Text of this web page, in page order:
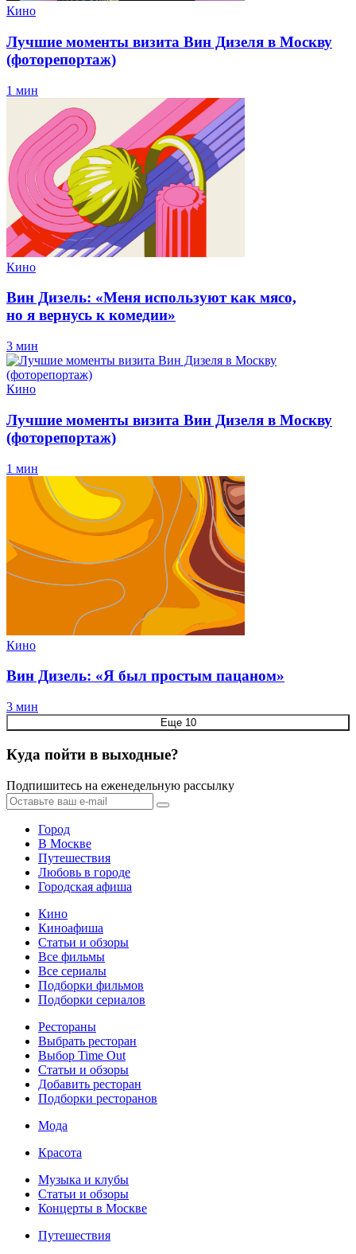
Кино
Лучшие моменты визита Вин Дизеля в Москву
(фоторепортаж)
1 мин
Кино
Вин Дизель: «Меня используют как мясо,
но я вернусь к комедии»
3 мин
Кино
Лучшие моменты визита Вин Дизеля в Москву
(фоторепортаж)
1 мин
Кино
Вин Дизель: «Я был простым пацаном»
3 мин
Еще 10
Куда пойти в выходные?
Подпишитесь на еженедельную рассылку
Город
В Москве
Путешествия
Любовь в городе
Городская афиша
Кино
Киноафиша
Статьи и обзоры
Все фильмы
Все сериалы
Подборки фильмов
Подборки сериалов
Рестораны
Выбрать ресторан
Выбор Time Out
Статьи и обзоры
Добавить ресторан
Подборки ресторанов
Мода
Красота
Музыка и клубы
Статьи и обзоры
Концерты в Москве
Путешествия